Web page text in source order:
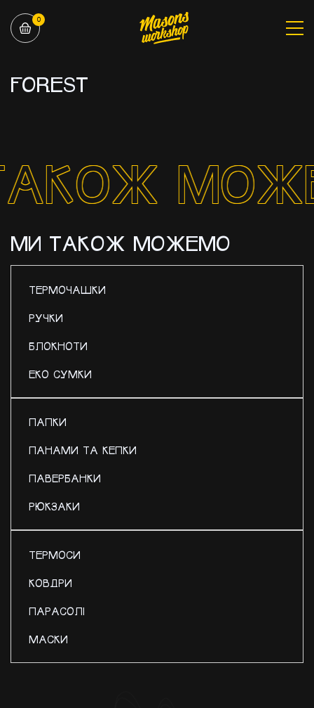
0
FOREST
МИ ТАКОЖ МОЖЕМО
ТЕРМОЧАШКИ
РУЧКИ
БЛОКНОТИ
ЕКО СУМКИ
ПАПКИ
ПАНАМИ ТА КЕПКИ
ПАВЕРБАНКИ
РЮКЗАКИ
ТЕРМОСИ
КОВДРИ
ПАРАСОЛІ
МАСКИ